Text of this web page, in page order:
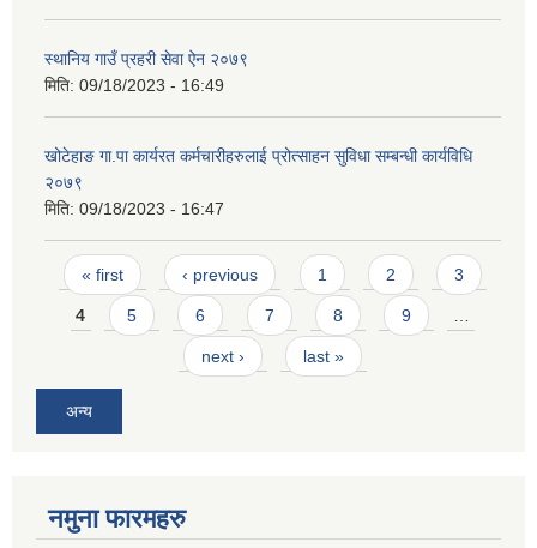
स्थानिय गाउँ प्रहरी सेवा ऐन २०७९
मिति: 09/18/2023 - 16:49
खोटेहाङ गा.पा कार्यरत कर्मचारीहरुलाई प्रोत्साहन सुविधा सम्बन्धी कार्यविधि
२०७९
मिति: 09/18/2023 - 16:47
Pages
« first ‹ previous 1 2 3
4 5 6 7 8 9
next › last »
अन्य
नमुना फारमहरु